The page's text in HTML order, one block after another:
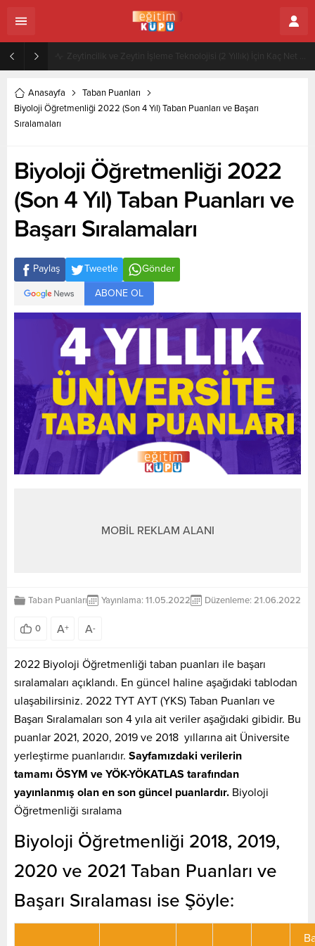
Anasayfa
Taban Puanları
Biyoloji Öğretmenliği 2022 (Son 4 Yıl) Taban Puanları ve Başarı
Sıralamaları
Biyoloji Öğretmenliği 2022
(Son 4 Yıl) Taban Puanları ve
Başarı Sıralamaları
Paylaş Tweetle Gönder
ABONE OL
MOBİL REKLAM ALANI
Taban Puanları Yayınlama: 11.05.2022 Düzenleme: 21.06.2022
0 A+ A-
2022 Biyoloji Öğretmenliği taban puanları ile başarı
sıralamaları açıklandı. En güncel haline aşağıdaki tablodan
ulaşabilirsiniz. 2022 TYT AYT (YKS) Taban Puanları ve
Başarı Sıralamaları son 4 yıla ait veriler aşağıdaki gibidir. Bu
puanlar 2021, 2020, 2019 ve 2018 yıllarına ait Üniversite
yerleştirme puanlarıdır. Sayfamızdaki verilerin
tamamı ÖSYM ve YÖK-YÖKATLAS tarafından
yayınlanmış olan en son güncel puanlardır. Biyoloji
Öğretmenliği sıralama
Biyoloji Öğretmenliği 2018, 2019,
2020 ve 2021 Taban Puanları ve
Başarı Sıralaması ise Şöyle: